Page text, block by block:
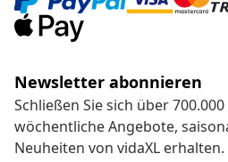
Newsletter abonnieren
Schließen Sie sich über
wöchentliche Angebote,
Neuheiten von vidaXL erhalten.